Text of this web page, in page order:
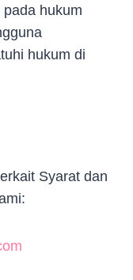
hukum
hukum di
Syarat dan